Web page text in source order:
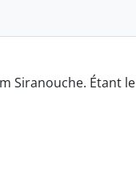
Siranouche. Étant le